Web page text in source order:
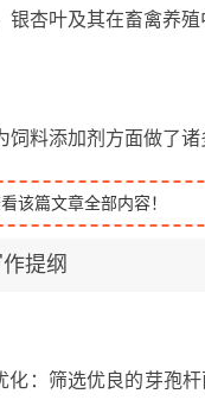
杏叶及其在畜禽养
料添加剂方面做了诸
该篇文章全部内容！
提纲
化：筛选优良的芽孢